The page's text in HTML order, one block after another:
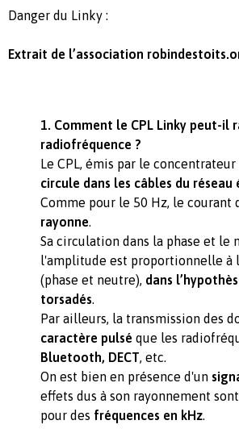
Danger du Linky :
Extrait de l’association
1. Comment le CPL Linky peut-il
radiofréquence ?
Le CPL, émis par le
circule dans les câbles du
Comme pour le 50 Hz, le courant
rayonne.
Sa circulation dans la phase et le
l'amplitude est proportionnelle à
(phase et neutre), dans
torsadés.
Par ailleurs, la transmission des
caractère pulsé que les
Bluetooth, DECT, etc.
On est bien en présence d'un
effets dus à son rayonnement sont
pour des fréquences en kHz.